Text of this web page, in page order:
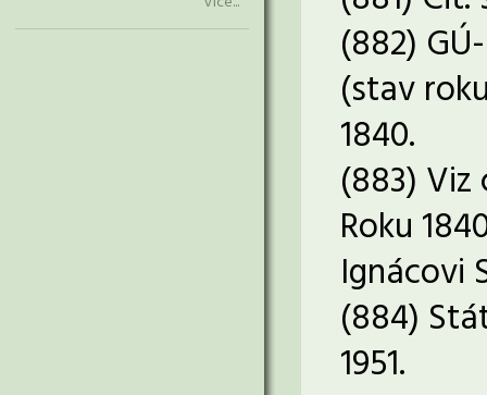
(882)
(stav
1840.
(883)
Roku
Ignácovi
(884)
1951.